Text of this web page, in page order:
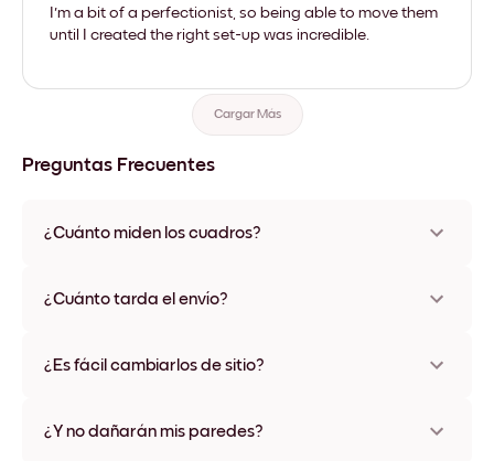
I'm a bit of a perfectionist, so being able to move them
until I created the right set-up was incredible.
Cargar Más
Preguntas Frecuentes
¿Cuánto miden los cuadros?
varios materiales y colores de marco, incluidas opciones sin
¿Cuánto tarda el envío?
disponibles en algunos países. Te enviaremos un número de
¿Es fácil cambiarlos de sitio?
ningún daño
¿Y no dañarán mis paredes?